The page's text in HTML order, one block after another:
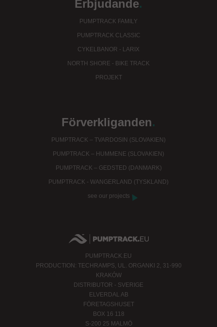
Erbjudande.
PUMPTRACK FAMILY
PUMPTRACK CLASSIC
CYKELBANOR - LARIX
NORTH SHORE - BIKE TRACK
PROJEKT
Förverkliganden.
PUMPTRACK – TVARDOSIN (SLOVAKIEN)
PUMPTRACK – HUMMENE (SLOVAKIEN)
PUMPTRACK – GEDSTED (DANMARK)
PUMPTRACK - WANGERLAND (TYSKLAND)
see our projects
PUMPTRACK.EU
PRODUCTION: TECHRAMPS, UL. ORGANKI 2, 31-990
KRAKÓW
DISTRIBUTOR - SVERIGE
ELVERDAL AB
FÖRETAGSHUSET
BOX 16 118
S-200 25 MALMÖ